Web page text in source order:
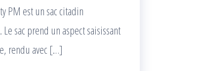
PM est un sac citadin
sac prend un aspect saisissant
rendu avec […]